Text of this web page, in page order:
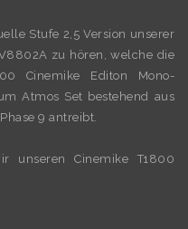
Stufe 2,5 Version unserer
zu hören, welche die
Cinemike Editon Mono-
Atmos Set bestehend aus
9 antreibt.
unseren Cinemike T1800